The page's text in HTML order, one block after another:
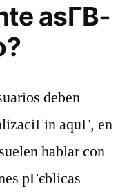
asГ­В­
deben
aquГ­, en
hablar con
pГєblicas